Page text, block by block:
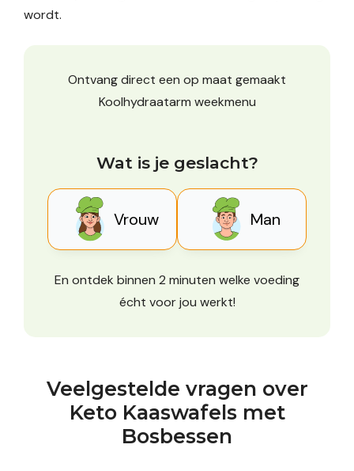
wordt.
Ontvang direct een op maat gemaakt
Koolhydraatarm weekmenu
Wat is je geslacht?
Vrouw Man
En ontdek binnen 2 minuten welke voeding
écht voor jou werkt!
Veelgestelde vragen over
Keto Kaaswafels met
Bosbessen